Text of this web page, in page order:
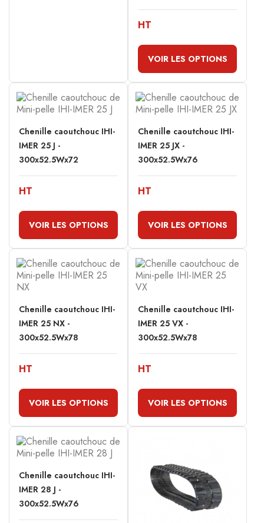
HT
VOIR LES OPTIONS
Chenille caoutchouc IHI-
IMER 25 J -
300x52.5Wx72
HT
VOIR LES OPTIONS
Chenille caoutchouc IHI-
IMER 25 JX -
300x52.5Wx76
HT
VOIR LES OPTIONS
Chenille caoutchouc IHI-
IMER 25 NX -
300x52.5Wx78
HT
VOIR LES OPTIONS
Chenille caoutchouc IHI-
IMER 25 VX -
300x52.5Wx78
HT
VOIR LES OPTIONS
Chenille caoutchouc IHI-
IMER 28 J -
300x52.5Wx76